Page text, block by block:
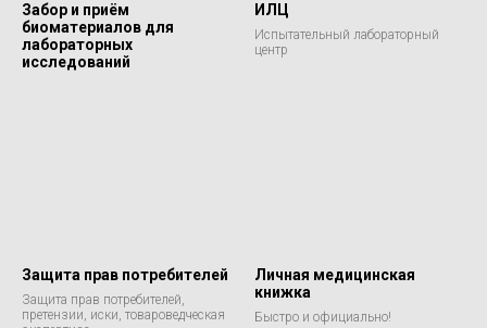
Забор и приём
биоматериалов для
лабораторных
исследований
ИЛЦ
Испытательный лабораторный
центр
Защита прав потребителей
Защита прав потребителей,
претензии, иски, товароведческая
Личная медицинская
книжка
Быстро и официально!